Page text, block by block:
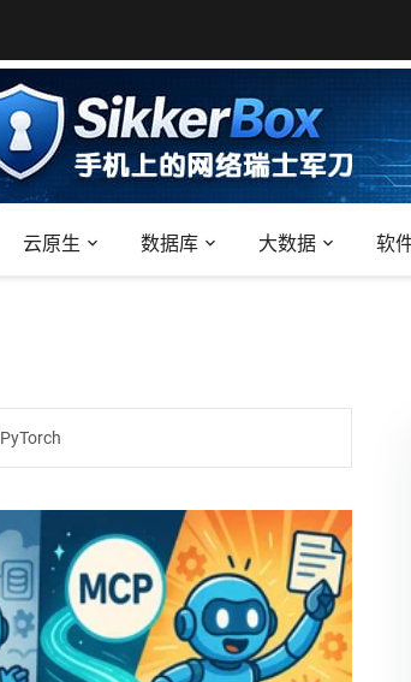
云原生 数据库 大数据 软
PyTorch